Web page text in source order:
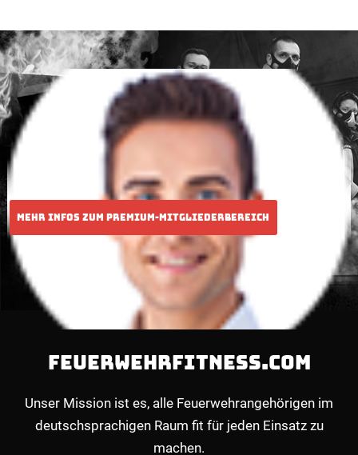
FEUERWEHRFITNESS.COM
Unser Mission ist es, alle Feuerwehrangehörigen im
deutschsprachigen Raum fit für jeden Einsatz zu
machen.